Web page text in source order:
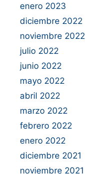
enero 2023
diciembre 2022
noviembre 2022
julio 2022
junio 2022
mayo 2022
abril 2022
marzo 2022
febrero 2022
enero 2022
diciembre 2021
noviembre 2021